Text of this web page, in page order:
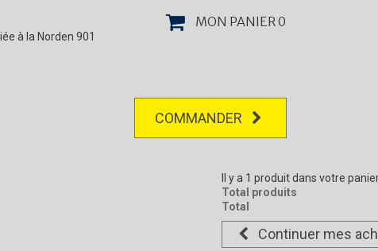
à la Norden 901
MON PANIER0
COMMANDER
Il y a 1 produit dans votre
Total produits
Total
Continuer mes